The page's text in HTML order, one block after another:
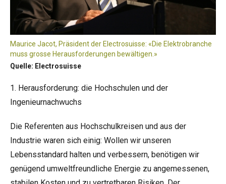
Maurice Jacot, Präsident der Electrosuisse: «Die Elektrobranche
muss grosse Herausforderungen bewältigen.»
Quelle: Electrosuisse
1. Herausforderung: die Hochschulen und der
Ingenieurnachwuchs
Die Referenten aus Hochschulkreisen und aus der
Industrie waren sich einig: Wollen wir unseren
Lebensstandard halten und verbessern, benötigen wir
genügend umweltfreundliche Energie zu angemessenen,